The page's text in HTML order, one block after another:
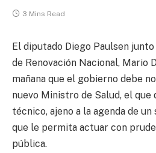
3 Mins Read
El diputado Diego Paulsen
de Renovación Nacional, Mario
mañana que el gobierno debe
nuevo Ministro de Salud, el
técnico, ajeno a la agenda de
que le permita actuar con
pública.